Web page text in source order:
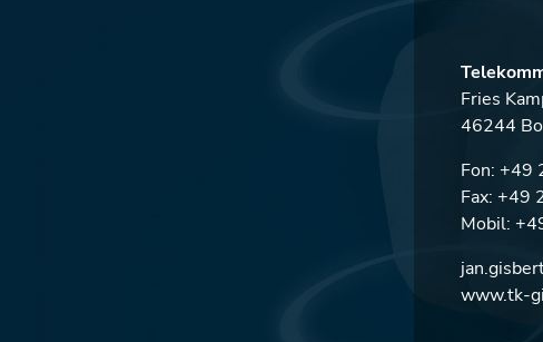
Fries
46244
Fon: +49
Fax: +49
Mobil:
www.tk-